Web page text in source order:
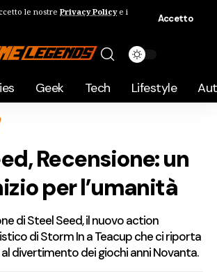
le nostre Privacy Policye i
Accetto
Geek Tech Lifestyle
Recensione: un
per l’umanità
di Steel Seed, il nuovo action
di Storm In a Teacup che ci riporta
divertimento dei giochi anni Novanta.